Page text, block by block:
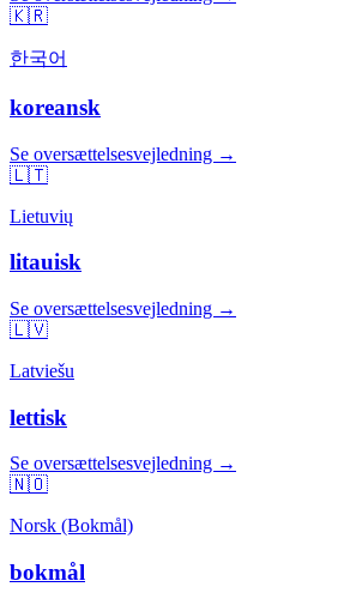
🇰🇷
한국어
koreansk
Se oversættelsesvejledning →
🇱🇹
Lietuvių
litauisk
Se oversættelsesvejledning →
🇱🇻
Latviešu
lettisk
Se oversættelsesvejledning →
🇳🇴
Norsk (Bokmål)
bokmål